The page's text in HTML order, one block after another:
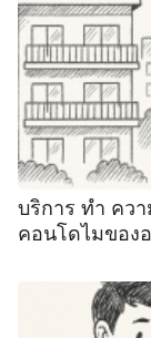
บริการ ทํา คว
คอนโดไมของ